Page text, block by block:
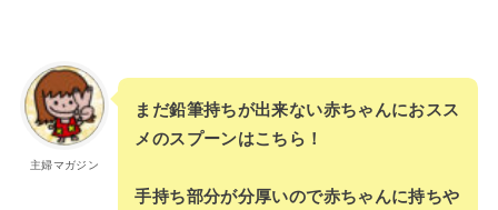
主婦マガジン
まだ鉛筆持ちが出来ない赤ちゃんにおスス
メのスプーンはこちら！
手持ち部分が分厚いので赤ちゃんに持ちや